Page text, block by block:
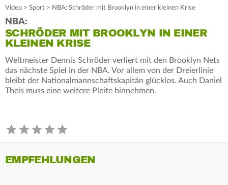
Video > Sport > NBA: Schröder mit Brooklyn in einer kleinen Krise
NBA:
SCHRÖDER MIT BROOKLYN IN EINER
KLEINEN KRISE
Weltmeister Dennis Schröder verliert mit den Brooklyn Nets
das nächste Spiel in der NBA. Vor allem von der Dreierlinie
bleibt der Nationalmannschaftskapitän glücklos. Auch Daniel
Theis muss eine weitere Pleite hinnehmen.
EMPFEHLUNGEN